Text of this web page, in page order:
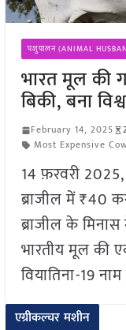
पशुपालन (ANIMAL
भारत मूल की
बिकी, बना
February 14, 2025
Most Expensive
14 फ़रवरी
ब्राजील में ₹40
ब्राजील के
भारतीय मूल की
वियातिना-19
एग्रीकल्चर मशीन